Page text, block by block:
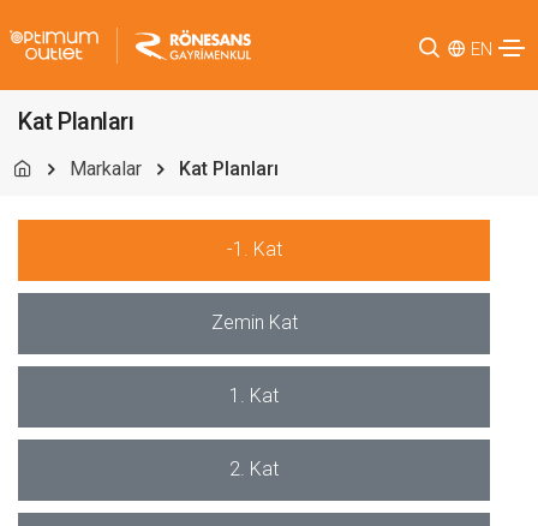
EN
Kat Planları
Markalar Kat Planları
-1. Kat
Zemin Kat
1. Kat
2. Kat